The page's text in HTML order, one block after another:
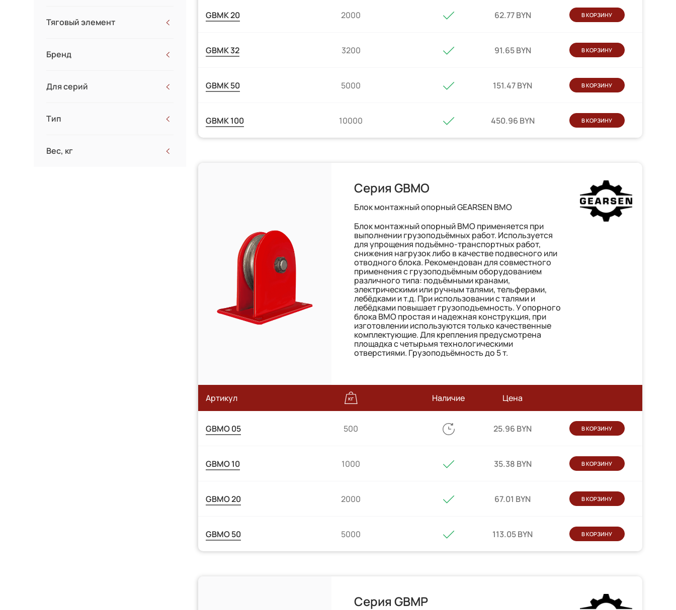
12.5x15.5
23x24.5
Тяговый элемент
Бренд
Для серий
Тип
Вес, кг
GBMK 20 2000 62.77 BYN В КОРЗИНУ
GBMK 32 3200 91.65 BYN В КОРЗИНУ
GBMK 50 5000 151.47 BYN В КОРЗИНУ
GBMK 100 10000 450.96 BYN В КОРЗИНУ
Серия GBMO
Блок монтажный опорный GEARSEN BMO
Блок монтажный опорный BMО применяется при
выполнении грузоподъёмных работ. Используется
для упрощения подъёмно-транспортных работ,
снижения нагрузок либо в качестве подвесного или
отводного блока. Рекомендован для совместного
применения с грузоподъёмным оборудованием
различного типа: подъёмными кранами,
электрическими или ручным талями, тельферами,
лебёдками и т.д. При использовании с талями и
лебёдками повышает грузоподъемность. У опорного
блока ВМО простая и надежная конструкция, при
изготовлении используются только качественные
комплектующие. Для крепления предусмотрена
площадка с четырьмя технологическими
отверстиями. Грузоподъёмность до 5 т.
Артикул Наличие Цена
GBMO 05 500 25.96 BYN В КОРЗИНУ
GBMO 10 1000 35.38 BYN В КОРЗИНУ
GBMO 20 2000 67.01 BYN В КОРЗИНУ
GBMO 50 5000 113.05 BYN В КОРЗИНУ
Серия GBMP